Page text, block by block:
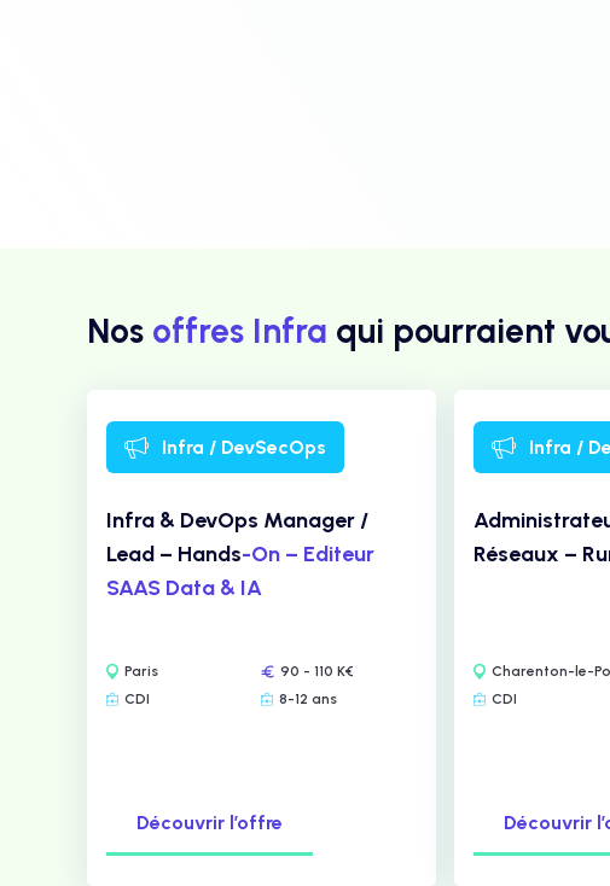
Nos offres Infra qui pourraient
Infra / DevSecOps
Infra & DevOps Manager /
Lead – Hands-On – Editeur
SAAS Data & IA
Paris
90 - 110 K€
CDI
8-12 ans
Découvrir l’offre
Infra /
Réseaux –
Charenton-le-
CDI
Découvrir